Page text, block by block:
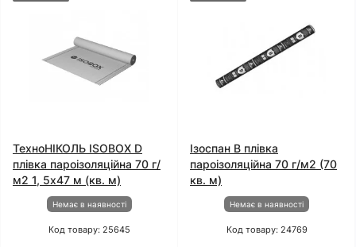
ТехноНІКОЛЬ ISOBOX D
плівка пароізоляційна 70 г/
м2 1, 5x47 м (кв. м)
Немає в наявності
Код товару: 25645
Ізоспан B плівка
пароізоляційна 70 г/м2 (70
кв. м)
Немає в наявності
Код товару: 24769